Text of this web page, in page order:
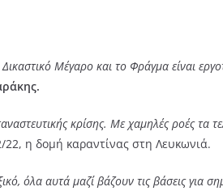
Μέγαρο και το Φράγμα είναι
κρίσης. Με χαμηλές ροές τα
22, η δομή καραντίνας στη Λευκωνιά.
αυτά μαζί βάζουν τις βάσεις για